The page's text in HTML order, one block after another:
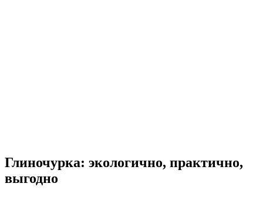
Глиночурка: экологично, практично,
выгодно